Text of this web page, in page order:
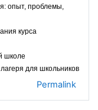
опыт, проблемы,
курса
школе
для школьников
Permalink